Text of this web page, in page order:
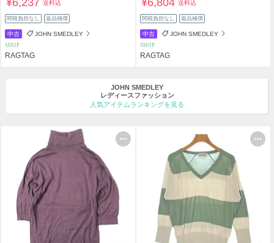
送料込
関税負担なし 返品補償
中古 JOHN SMEDLEY
SHOP
RAGTAG
送料込
関税負担なし 返品補償
中古 JOHN SMEDLEY
SHOP
RAGTAG
JOHN SMEDLEY
レディースファッション
人気アイテムランキングを見る